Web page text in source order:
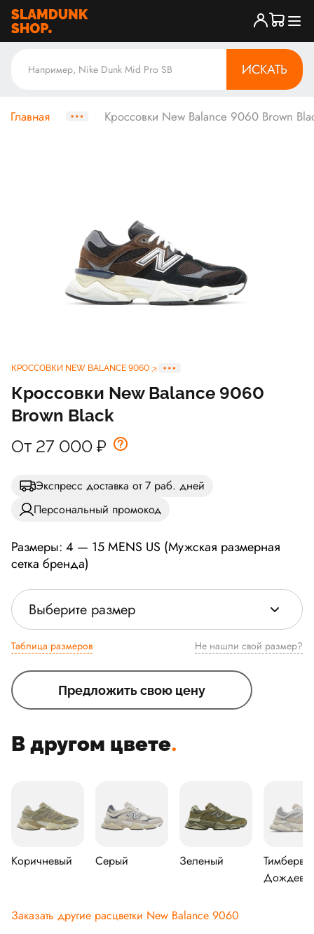
ИСКАТЬ
Главная Кроссовки New Balance 9060 Brown
КРОССОВКИ NEW BALANCE 9060
Кроссовки New Balance 9060
Brown Black
От 27 000 ₽
Экспресс доставка от 7 раб. дней
Персональный промокод
Размеры: 4 — 15 MENS US (Мужская размерная
сетка бренда)
Выберите размер
Таблица размеров Не нашли свой размер?
Предложить свою цену
В другом цвете.
Коричневый Серый Зеленый
Заказать другие расцветки New Balance 9060